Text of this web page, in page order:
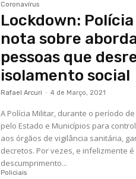
Coronavírus
Lockdown:
nota sobre
pessoas que
isolamento social
Rafael Arcuri - 4 de Março, 2021
A Polícia Militar, durante o período
pelo Estado e Municípios para
aos órgãos de vigilância sanitária,
decretos. Por vezes, e infelizmente
descumprimento...
Policiais